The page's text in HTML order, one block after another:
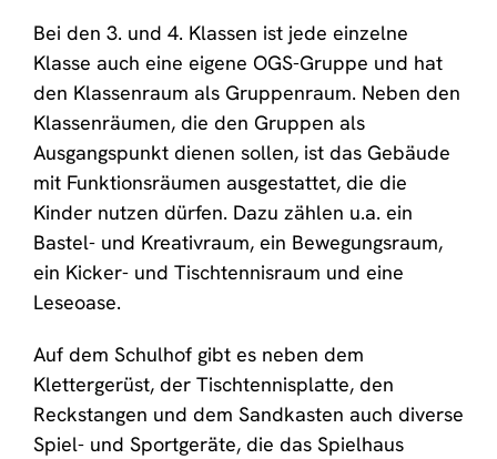
Bei den 3. und 4. Klassen ist jede einzelne
Klasse auch eine eigene OGS-Gruppe und hat
den Klassenraum als Gruppenraum. Neben den
Klassenräumen, die den Gruppen als
Ausgangspunkt dienen sollen, ist das Gebäude
mit Funktionsräumen ausgestattet, die die
Kinder nutzen dürfen. Dazu zählen u.a. ein
Bastel- und Kreativraum, ein Bewegungsraum,
ein Kicker- und Tischtennisraum und eine
Leseoase.
Auf dem Schulhof gibt es neben dem
Klettergerüst, der Tischtennisplatte, den
Reckstangen und dem Sandkasten auch diverse
Spiel- und Sportgeräte, die das Spielhaus